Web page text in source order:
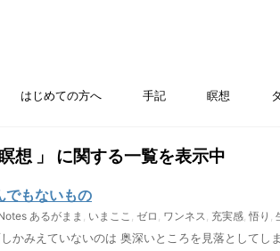
はじめての方へ 手記 瞑想
瞑想 」 に関する一覧を表示中
でもないもの
あるがまま , いまここ , ゼロ , ワンネス, 充実感,悟り ,
かみえていないのは 奥深いところを見落としてし